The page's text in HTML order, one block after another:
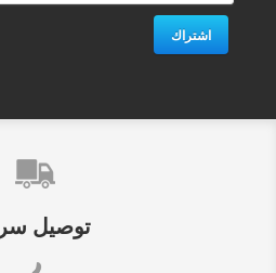
اشتراك
توصيل